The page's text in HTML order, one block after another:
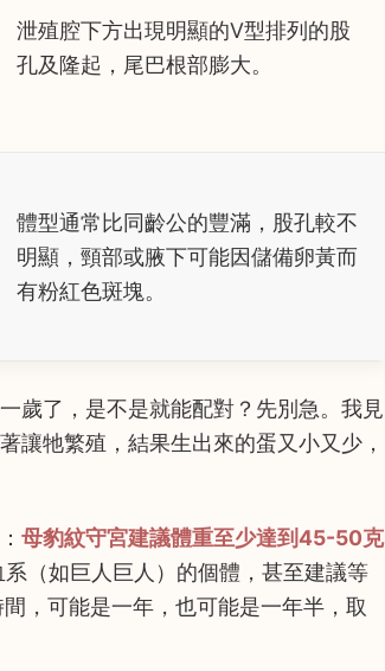
泄殖腔下方出現明顯的V型排列的股
孔及隆起，尾巴根部膨大。
體型通常比同齡公的豐滿，股孔較不
明顯，頸部或腋下可能因儲備卵黃而
有粉紅色斑塊。
歲了，是不是就能配對？先別急。我見
讓牠繁殖，結果生出來的蛋又小又少，
母豹紋守宮建議體重至少達到45-50克
（如巨人巨人）的個體，甚至建議等
，可能是一年，也可能是一年半，取